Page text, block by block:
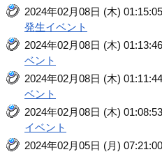
2024年02月08日 (木)
発生イベント
2024年02月08日 (木)
ベント
2024年02月08日 (木)
ベント
2024年02月08日 (木)
イベント
2024年02月05日 (月)